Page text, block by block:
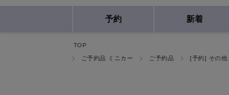
予約 新着
TOP
ご予約品 ミニカー
ご予約品 [予約] その他